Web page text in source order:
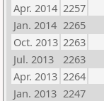
Apr. 2014 2257
Jan. 2014 2265
Oct. 2013 2263
Jul. 2013
2263
Apr. 2013 2264
Jan. 2013 2247